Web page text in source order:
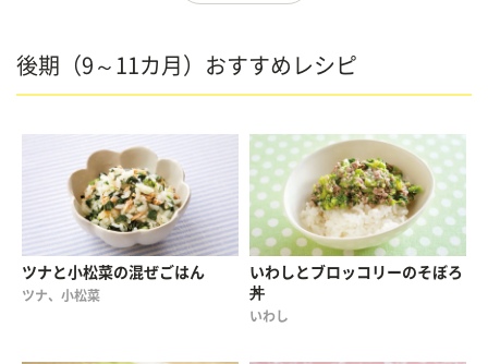
後期（9～11カ月）おすすめレシピ
ツナと小松菜の混ぜごはん
ツナ、小松菜
いわしとブロッコリーのそぼろ
丼
いわし